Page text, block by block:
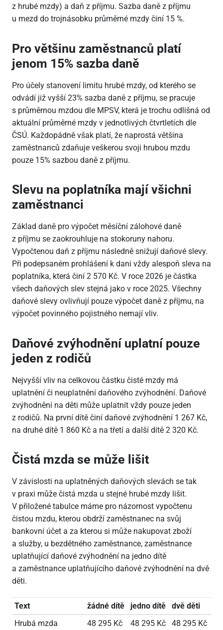
z hrubé mzdy) a daň z příjmu. Sazba daně z příjmu
u mezd do trojnásobku průměrné mzdy činí 15 %.
Pro většinu zaměstnanců platí
jenom 15% sazba daně
Pro účely stanovení limitu hrubé mzdy, od kterého se
odvádí již vyšší 23% sazba daně z příjmu, se pracuje
s průměrnou mzdou dle MPSV, která je trochu odlišná od
aktuální průměrné mzdy v jednotlivých čtvrtletích dle
ČSÚ. Každopádně však platí, že naprostá většina
zaměstnanců zdaňuje veškerou svoji hrubou mzdu
pouze 15% sazbou daně z příjmu.
Slevu na poplatníka mají všichni
zaměstnanci
Základ daně pro výpočet měsíční zálohové daně
z příjmu se zaokrouhluje na stokoruny nahoru.
Vypočtenou daň z příjmu následně snižují daňové slevy.
Při podepsaném prohlášení k dani vždy alespoň sleva na
poplatníka, která činí 2 570 Kč. V roce 2026 je částka
všech daňových slev stejná jako v roce 2025. Všechny
daňové slevy ovlivňují pouze výpočet daně z příjmu, na
výpočet povinného pojistného nemají vliv.
Daňové zvýhodnění uplatní pouze
jeden z rodičů
Nejvyšší vliv na celkovou částku čisté mzdy má
uplatnění či neuplatnění daňového zvýhodnění. Daňové
zvýhodnění na děti může uplatnit vždy pouze jeden
z rodičů. Na první dítě činí daňové zvýhodnění 1 267 Kč,
na druhé dítě 1 860 Kč a na třetí a další dítě 2 320 Kč.
Čistá mzda se může lišit
V závislosti na uplatněných daňových slevách se tak
v praxi může čistá mzda u stejné hrubé mzdy lišit.
V přiložené tabulce máme pro názornost vypočtenu
čistou mzdu, kterou obdrží zaměstnanec na svůj
bankovní účet a za kterou si může nakupovat zboží
a služby, u bezdětného zaměstnance, zaměstnance
uplatňující daňové zvýhodnění na jedno dítě
a zaměstnance uplatňujícího daňové zvýhodnění na dvě
děti.
Text žádné dítě jedno dítě
dvě děti
Hrubá mzda
48 295 Kč 48 295 Kč 48 295 Kč